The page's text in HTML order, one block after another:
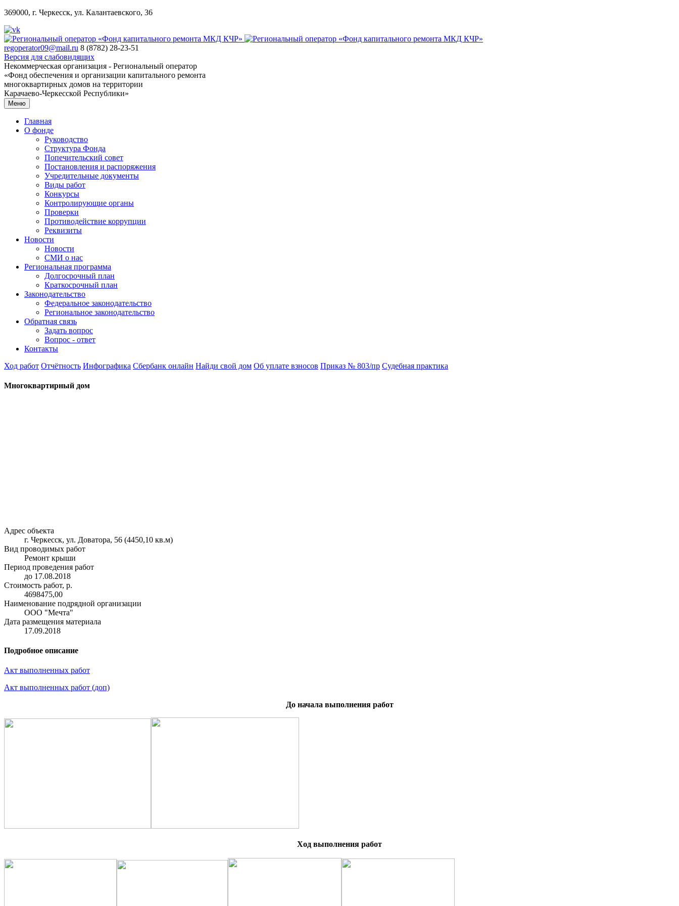
369000, г. Черкесск, ул. Калантаевского, 36
regoperator09@mail.ru 8 (8782) 28-23-51
Версия для слабовидящих
Некоммерческая организация - Региональный оператор
«Фонд обеспечения и организации капитального ремонта
многоквартирных домов на территории
Карачаево-Черкесской Республики»
Меню
Главная
О фонде
Руководство
Структура Фонда
Попечительский совет
Постановления и распоряжения
Учредительные документы
Виды работ
Конкурсы
Контролирующие органы
Проверки
Противодействие коррупции
Реквизиты
Новости
Новости
СМИ о нас
Региональная программа
Долгосрочный план
Краткосрочный план
Законодательство
Федеральное законодательство
Региональное законодательство
Обратная связь
Задать вопрос
Вопрос - ответ
Контакты
Ход работ Отчётность Инфографика Сбербанк онлайн Найди свой дом Об уплате взносов Приказ № 803/пр Судебная практика
Многоквартирный дом
Адрес объекта
г. Черкесск, ул. Доватора, 56 (4450,10 кв.м)
Вид проводимых работ
Ремонт крыши
Период проведения работ
до 17.08.2018
Стоимость работ, р.
4698475,00
Наименование подрядной организации
ООО "Мечта"
Дата размещения материала
17.09.2018
Подробное описание
Акт выполненных работ
Акт выполненных работ (доп)
До начала выполнения работ
Ход выполнения работ